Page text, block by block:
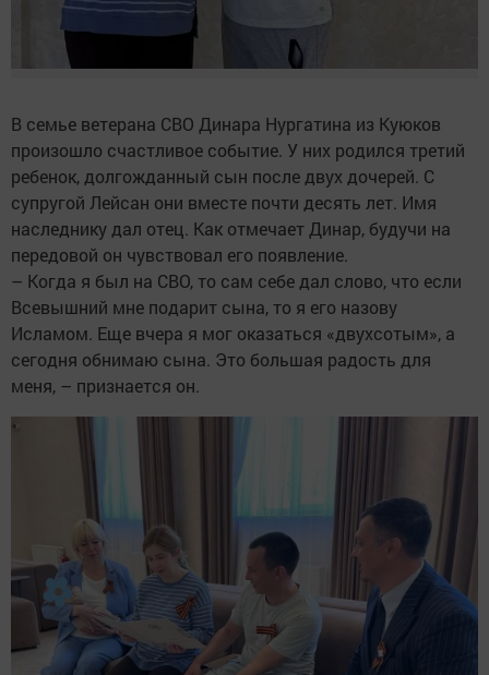
В семье ветерана СВО Динара Нургатина из Куюков
произошло счастливое событие. У них родился третий
ребенок, долгожданный сын после двух дочерей. С
супругой Лейсан они вместе почти десять лет. Имя
наследнику дал отец. Как отмечает Динар, будучи на
передовой он чувствовал его появление.
– Когда я был на СВО, то сам себе дал слово, что если
Всевышний мне подарит сына, то я его назову
Исламом. Еще вчера я мог оказаться «двухсотым», а
сегодня обнимаю сына. Это большая радость для
меня, – признается он.